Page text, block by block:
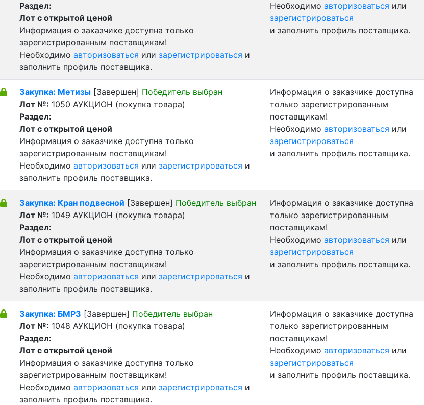
Раздел:
Лот с открытой ценой
Информация о заказчике доступна только
зарегистрированным поставщикам!
Необходимо авторизоваться или зарегистрироваться и
заполнить профиль поставщика.
Необходимо авторизоваться или
зарегистрироваться
и заполнить профиль поставщика.
Закупка: Метизы [Завершен] Победитель выбран
Лот №: 1050 АУКЦИОН (покупка товара)
Раздел:
Лот с открытой ценой
Информация о заказчике доступна только
зарегистрированным поставщикам!
Необходимо авторизоваться или зарегистрироваться и
заполнить профиль поставщика.
Информация о заказчике доступна
только зарегистрированным
поставщикам!
Необходимо авторизоваться или
зарегистрироваться
и заполнить профиль поставщика.
Закупка: Кран подвесной [Завершен] Победитель выбран
Лот №: 1049 АУКЦИОН (покупка товара)
Раздел:
Лот с открытой ценой
Информация о заказчике доступна только
зарегистрированным поставщикам!
Необходимо авторизоваться или зарегистрироваться и
заполнить профиль поставщика.
Информация о заказчике доступна
только зарегистрированным
поставщикам!
Необходимо авторизоваться или
зарегистрироваться
и заполнить профиль поставщика.
Закупка: БМРЗ [Завершен] Победитель выбран
Лот №: 1048 АУКЦИОН (покупка товара)
Раздел:
Лот с открытой ценой
Информация о заказчике доступна только
зарегистрированным поставщикам!
Необходимо авторизоваться или зарегистрироваться и
заполнить профиль поставщика.
Информация о заказчике доступна
только зарегистрированным
поставщикам!
Необходимо авторизоваться или
зарегистрироваться
и заполнить профиль поставщика.